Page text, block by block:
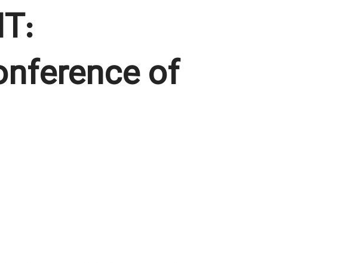
:CURRENT
of